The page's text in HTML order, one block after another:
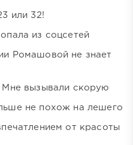
или 32!
из соцсетей
Ромашовой не знает
Мне вызывали скорую
не похож на лешего
от красоты